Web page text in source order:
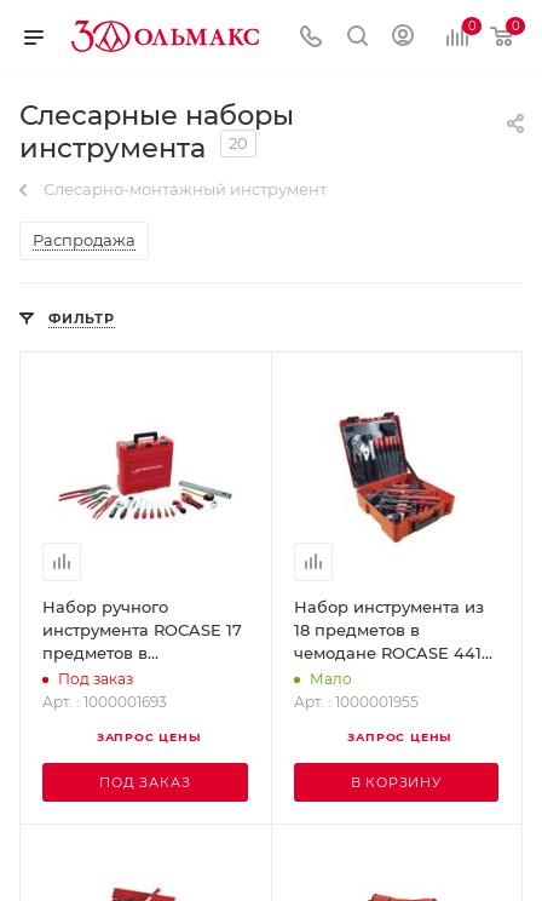
0 0
Слесарные наборы
инструмента
20
Слесарно-монтажный инструмент
Распродажа
ФИЛЬТР
Набор ручного
инструмента ROCASE 17
предметов в
пластиковом чемодане
(Рокейс)
1000001693
Под заказ
Арт. : 1000001693
ЗАПРОС ЦЕНЫ
ПОД ЗАКАЗ
Набор инструмента из
18 предметов в
чемодане ROCASE 4414
ROTHENBERGER
1000001955
Мало
Арт. : 1000001955
ЗАПРОС ЦЕНЫ
В КОРЗИНУ